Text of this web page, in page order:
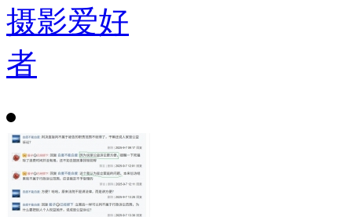
摄影爱好
者